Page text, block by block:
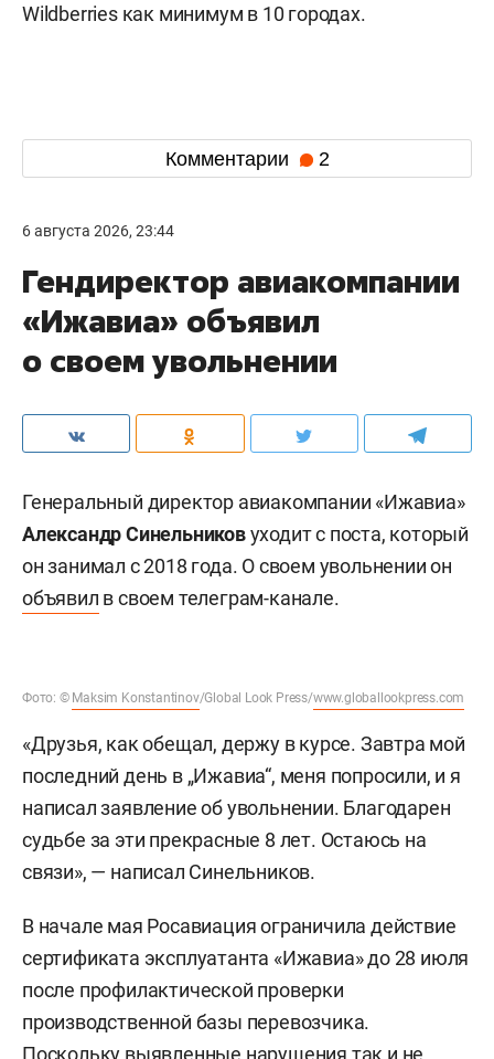
Wildberries как минимум в 10 городах.
Комментарии 2
6 августа 2026, 23:44
Гендиректор авиакомпании
«Ижавиа» объявил
о своем увольнении
Генеральный директор авиакомпании «Ижавиа»
Александр Синельниковуходит с поста, который
он занимал с 2018 года. О своем увольнении он
объявил в своем телеграм-канале.
Фото: © Maksim Konstantinov/Global Look Press/www.globallookpress.com
«Друзья, как обещал, держу в курсе. Завтра мой
последний день в „Ижавиа“, меня попросили, и я
написал заявление об увольнении. Благодарен
судьбе за эти прекрасные 8 лет. Остаюсь на
связи», — написал Синельников.
В начале мая Росавиация ограничила действие
сертификата эксплуатанта «Ижавиа» до 28 июля
после профилактической проверки
производственной базы перевозчика.
Поскольку выявленные нарушения так и не